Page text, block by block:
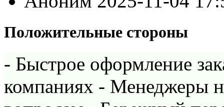
Положительные стороны
- Быстрое оформление
компаниях - Менеджеры